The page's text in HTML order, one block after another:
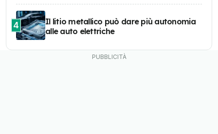
4
Il litio metallico può dare più autonomia
alle auto elettriche